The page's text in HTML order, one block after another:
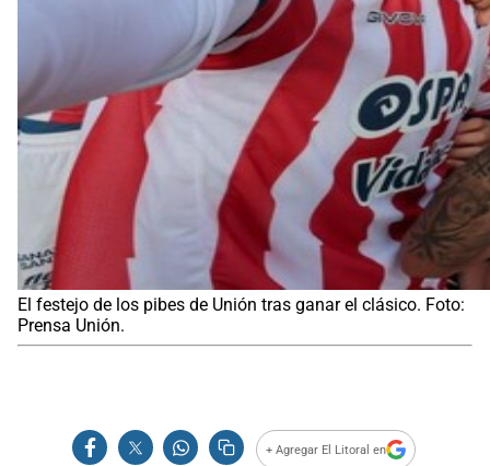
El festejo de los pibes de Unión tras ganar el clásico. Foto:
Prensa Unión.
+ Agregar El Litoral en